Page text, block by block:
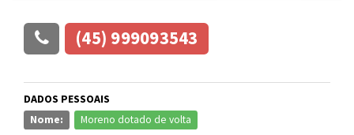
(45) 999093543
DADOS PESSOAIS
Nome: Moreno dotado de volta